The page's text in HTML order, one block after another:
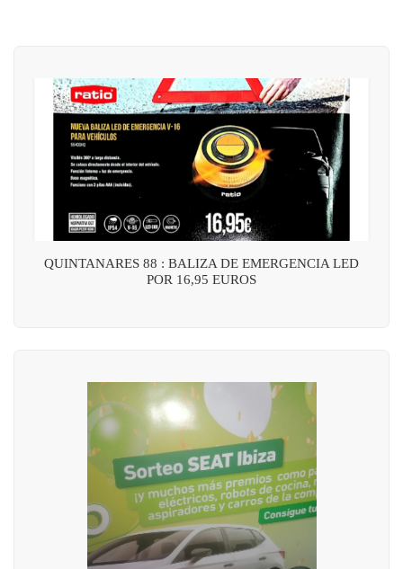
QUINTANARES 88 : BALIZA DE EMERGENCIA LED
POR 16,95 EUROS